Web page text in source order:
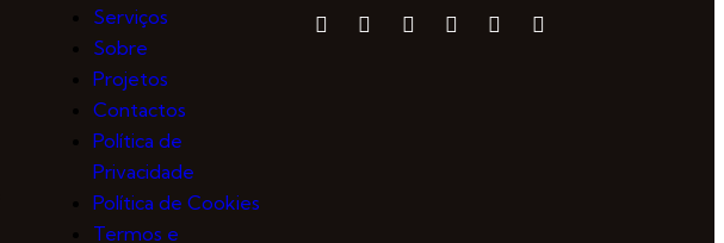
Serviços
Sobre
Projetos
Contactos
Política de
Privacidade
Política de Cookies
Termos e